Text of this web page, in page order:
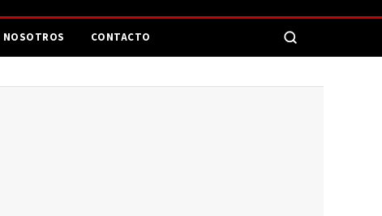
NOSOTROS CONTACTO